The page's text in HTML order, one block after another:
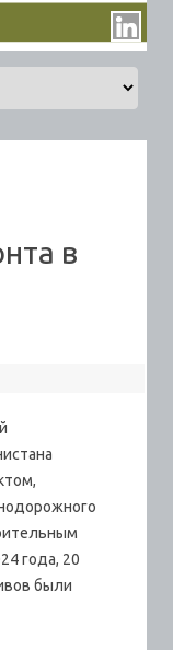
в
года, 20
были